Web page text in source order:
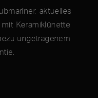
aktuelles
Keramiklünette
ungetragenem